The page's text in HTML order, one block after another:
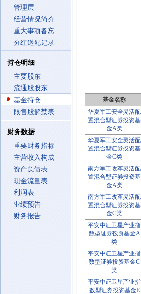
管理层
经营情况简介
重大事项备忘
分红送配记录
持仓明细
主要股东
流通股股东
基金持仓
限售股解禁表
财务数据
重要财务指标
主营收入构成
资产负债表
现金流量表
利润表
业绩预告
财务报告
基金名称
华夏军工安全灵活配
置混合型证券投资基
金A类
华夏军工安全灵活配
置混合型证券投资基
金C类
南方军工改革灵活配
置混合型证券投资基
金A类
南方军工改革灵活配
置混合型证券投资基
金C类
平安中证卫星产业指
数型证券投资基金A
类
平安中证卫星产业指
数型证券投资基金C
类
平安中证卫星产业指
数型证券投资基金E